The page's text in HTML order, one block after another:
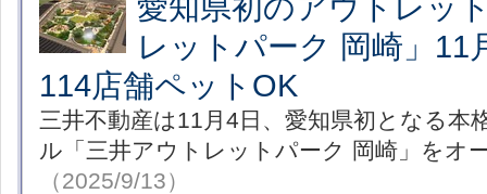
レットパーク 岡崎」
114店舗ペットOK
三井不動産は11月4日、愛知県初となる本
ル「三井アウトレットパーク 岡崎」をオ
（2025/9/13）